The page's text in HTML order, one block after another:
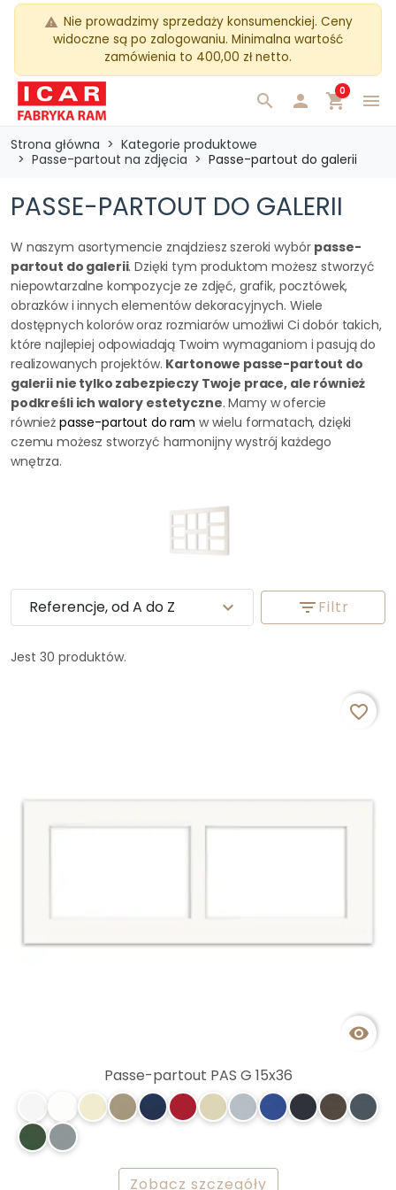
warning Nie prowadzimy sprzedaży konsumenckiej. Ceny
widoczne są po zalogowaniu. Minimalna wartość
zamówienia to 400,00 zł netto.
menu
search  shopping_cart
0
Strona główna
Kategorie produktowe
Passe-partout na zdjęcia
Passe-partout do galerii
PASSE-PARTOUT DO GALERII
W naszym asortymencie znajdziesz szeroki wybór passe-
partout do galerii. Dzięki tym produktom możesz stworzyć
niepowtarzalne kompozycje ze zdjęć, grafik, pocztówek,
obrazków i innych elementów dekoracyjnych. Wiele
dostępnych kolorów oraz rozmiarów umożliwi Ci dobór takich,
które najlepiej odpowiadają Twoim wymaganiom i pasują do
realizowanych projektów. Kartonowe passe-partout do
galerii nie tylko zabezpieczy Twoje prace, ale również
podkreśli ich walory estetyczne. Mamy w ofercie
również passe-partout do ram w wielu formatach, dzięki
czemu możesz stworzyć harmonijny wystrój każdego
wnętrza.
Jest 30 produktów.
Referencje, od A do Z expand_more filter_listFiltr

favorite_border
Passe-partout PAS G 15x36
Zobacz szczegóły